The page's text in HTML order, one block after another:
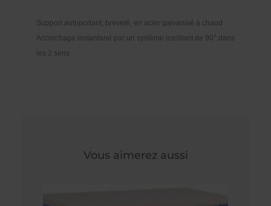
Support autoportant, breveté, en acier galvanisé à chaud
Accrochage instantané par un système oscillant de 90° dans
les 2 sens
Vous aimerez aussi